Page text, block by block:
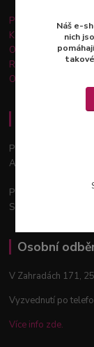
Platba a doprava
Kontakty
Obchodní podmínky
Reklamace a
Ochrana osobních
Podchýšská 129,
Areál zahradnictví
Po - Pá: 9:00 -
So: 9:00 - 12:00
Osobní
V Zahradách 171,
Vyzvednutí po
Více info zde.
Náš e-
nich